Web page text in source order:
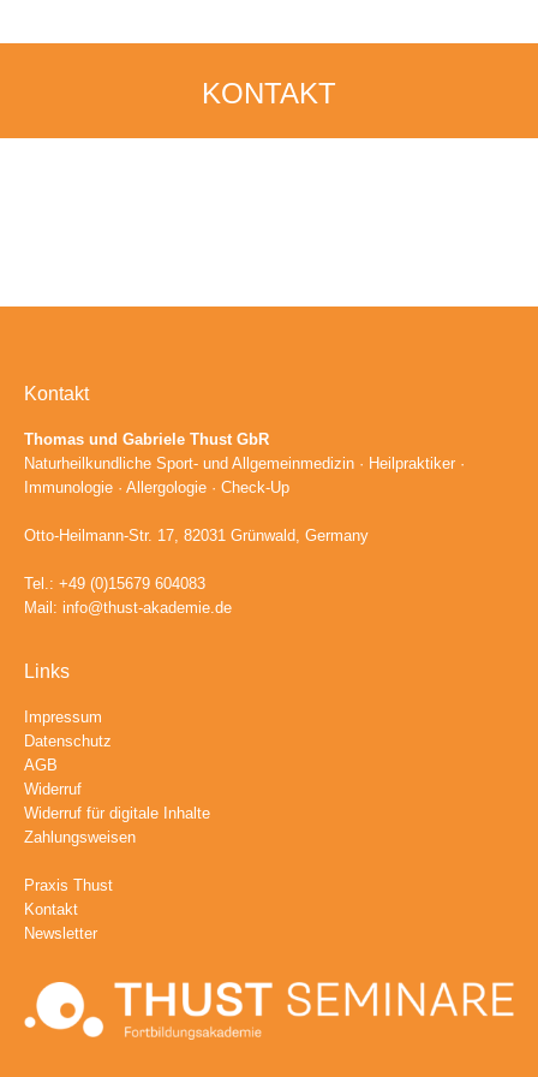
KONTAKT
Kontakt
Thomas und Gabriele Thust GbR
Naturheilkundliche Sport- und Allgemeinmedizin · Heilpraktiker ·
Immunologie · Allergologie · Check-Up
Otto-Heilmann-Str. 17, 82031 Grünwald, Germany
Tel.: +49 (0)15679 604083
Mail: info@thust-akademie.de
Links
Impressum
Datenschutz
AGB
Widerruf
Widerruf für digitale Inhalte
Zahlungsweisen
Praxis Thust
Kontakt
Newsletter